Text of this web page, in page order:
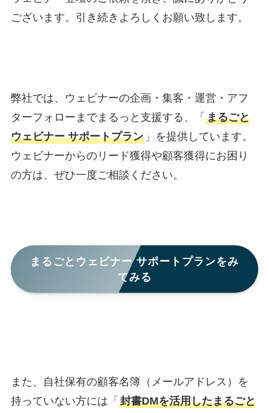
ございます。引き続きよろしくお願い致します。
弊社では、ウェビナーの企画・集客・運営・アフ
ターフォローまでまるっと支援する、「 まるごと
ウェビナー サポートプラン」を提供しています。
ウェビナーからのリード獲得や顧客獲得にお困り
の方は、ぜひ一度ご相談ください。
まるごとウェビナー サポートプランをみ
てみる
また、自社保有の顧客名簿（メールアドレス）を
持っていない方には「 封書DMを活用したまるごと